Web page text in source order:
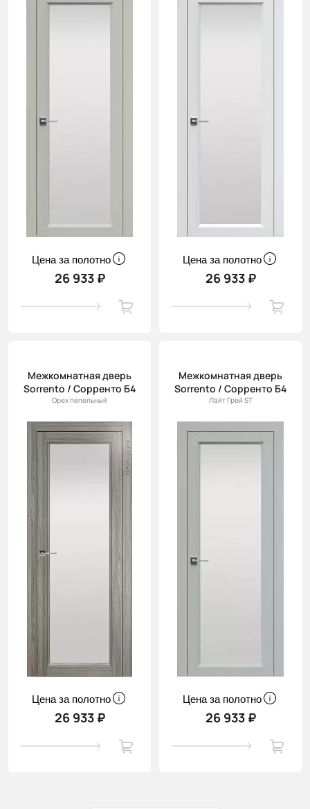
Цена за полотно
26 933 ₽
Цена за полотно
26 933 ₽
Межкомнатная дверь
Sorrento / Сорренто Б4
Орех пепельный
Цена за полотно
26 933 ₽
Межкомнатная дверь
Sorrento / Сорренто Б4
Лайт Грей ST
Цена за полотно
26 933 ₽